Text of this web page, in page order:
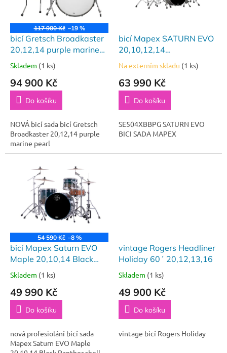
ů
117 900 Kč –19 %
bicí Gretsch Broadkaster
20,12,14 purple marine
pearl
Skladem (1 ks)
94 900 Kč
Do košíku
NOVÁ bicí sada bicí Gretsch
Broadkaster 20,12,14 purple
marine pearl
bicí Mapex SATURN EVO
20,10,12,14
SE504XBBPG
Na externím skladu (1 ks)
63 990 Kč
Do košíku
SE504XBBPG SATURN EVO
BICI SADA MAPEX
54 590 Kč –8 %
bicí Mapex Saturn EVO
Maple 20,10,14 Black
Panther
Skladem (1 ks)
49 990 Kč
Do košíku
nová profesiolání bicí sada
Mapex Saturn EVO Maple
vintage Rogers Headliner
Holiday 60´ 20,12,13,16
Skladem (1 ks)
49 900 Kč
Do košíku
vintage bicí Rogers Holiday